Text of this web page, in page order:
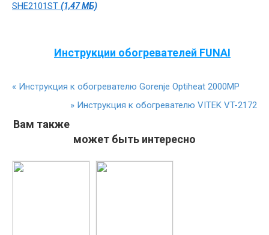
SHE2101ST (1,47 МБ)
Инструкции обогревателей FUNAI
« Инструкция к обогревателю Gorenje Optiheat 2000MP
» Инструкция к обогревателю VITEK VT-2172
Вам также
может быть интересно